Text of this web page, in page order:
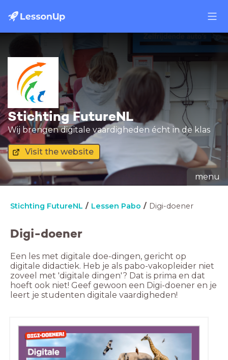
Stichting FutureNL
Wij brengen digitale vaardigheden écht in de klas
Visit the website
menu
Stichting FutureNL Lessen Pabo Digi-doener
Digi-doener
Een les met digitale doe-dingen, gericht op
digitale didactiek. Heb je als pabo-vakopleider niet
zoveel met 'digitale dingen'? Dat is prima en dat
hoeft ook niet! Geef gewoon een Digi-doener en je
leert je studenten digitale vaardigheden!